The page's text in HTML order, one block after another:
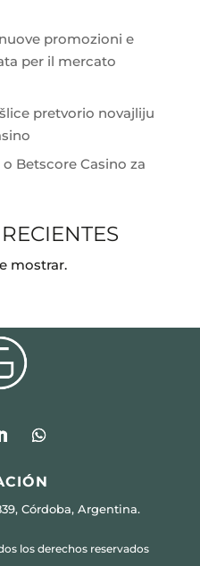
promozioni e
per il mercato
pretvorio novajliju
Betscore Casino za
mostrar.
Córdoba, Argentina.
los derechos reservados